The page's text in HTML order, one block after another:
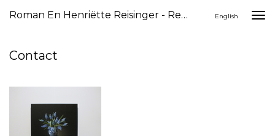
Roman En Henriëtte Reisinger - Reageer English
Contact